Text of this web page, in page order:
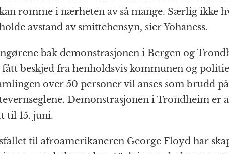
romme i nærheten av så mange. Særlig ikke
avstand av smittehensyn, sier Yohaness.
bak demonstrasjonen i Bergen og
fått beskjed fra henholdsvis kommunen og
over 50 personer vil anses som brudd på
Demonstrasjonen i Trondheim er
til 15. juni.
til afroamerikaneren George Floyd har